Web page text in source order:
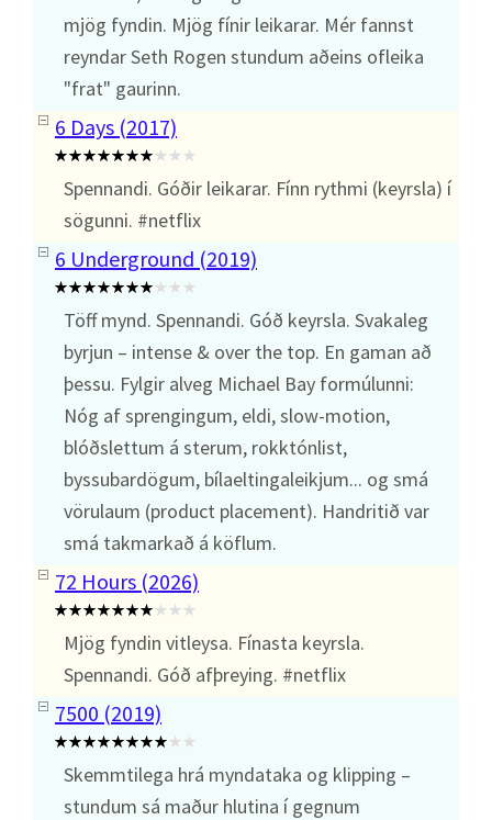
mjög fyndin. Mjög fínir leikarar. Mér fannst
reyndar Seth Rogen stundum aðeins ofleika
"frat" gaurinn.
6 Days (2017)
Spennandi. Góðir leikarar. Fínn rythmi (keyrsla) í
sögunni. #netflix
6 Underground (2019)
Töff mynd. Spennandi. Góð keyrsla. Svakaleg
byrjun – intense & over the top. En gaman að
þessu. Fylgir alveg Michael Bay formúlunni:
Nóg af sprengingum, eldi, slow-motion,
blóðslettum á sterum, rokktónlist,
byssubardögum, bílaeltingaleikjum... og smá
vörulaum (product placement). Handritið var
smá takmarkað á köflum.
72 Hours (2026)
Mjög fyndin vitleysa. Fínasta keyrsla.
Spennandi. Góð afþreying. #netflix
7500 (2019)
Skemmtilega hrá myndataka og klipping –
stundum sá maður hlutina í gegnum